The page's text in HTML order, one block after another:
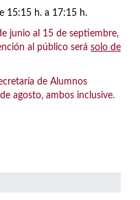
15:15 h. a 17:15 h.
junio al 15 de septiembre,
al público será solo de
de Alumnos
agosto, ambos inclusive.